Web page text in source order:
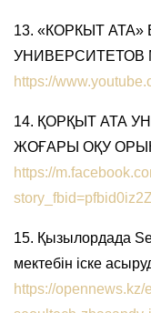
13. «КОРКЫТ
УНИВЕРСИТЕТОВ
https://
14. ҚОРҚЫТ АТА
ЖОҒАРЫ ОҚУ
https://
15. Қызылордада
мектебін іске
https://